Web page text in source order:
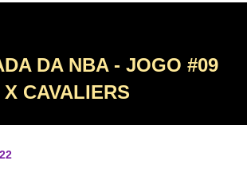
DA NBA - JOGO #09
CAVALIERS